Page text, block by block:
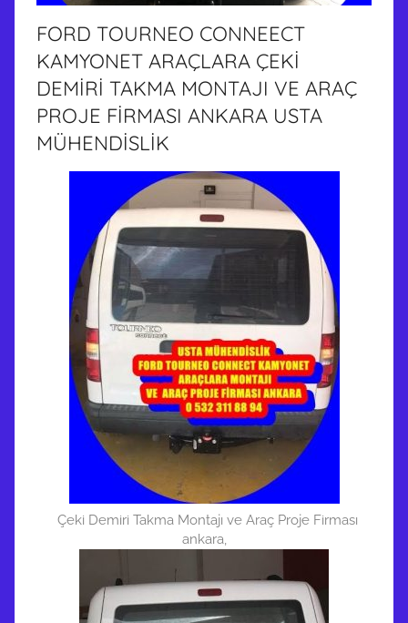
FORD TOURNEO CONNEECT
KAMYONET ARAÇLARA ÇEKİ
DEMİRİ TAKMA MONTAJI VE ARAÇ
PROJE FİRMASI ANKARA USTA
MÜHENDİSLİK
Çeki Demiri Takma Montajı ve Araç Proje Firması
ankara,